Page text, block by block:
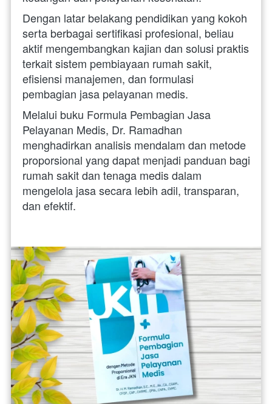
Dengan latar belakang pendidikan yang kokoh
serta berbagai sertifikasi profesional, beliau
aktif mengembangkan kajian dan solusi praktis
terkait sistem pembiayaan rumah sakit,
efisiensi manajemen, dan formulasi
pembagian jasa pelayanan medis.
Melalui buku Formula Pembagian Jasa
Pelayanan Medis, Dr. Ramadhan
menghadirkan analisis mendalam dan metode
proporsional yang dapat menjadi panduan bagi
rumah sakit dan tenaga medis dalam
mengelola jasa secara lebih adil, transparan,
dan efektif.